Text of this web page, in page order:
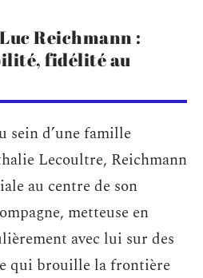
Reichmann :
fidélité au
sein d’une famille
Lecoultre, Reichmann
au centre de son
metteuse en
avec lui sur des
qui brouille la frontière